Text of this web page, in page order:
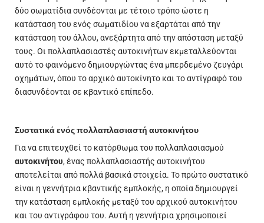
δύο σωματίδια συνδέονται με τέτοιο τρόπο ώστε η
κατάσταση του ενός σωματιδίου να εξαρτάται από την
κατάσταση του άλλου, ανεξάρτητα από την απόσταση μεταξύ
τους. Οι πολλαπλασιαστές αυτοκινήτων εκμεταλλεύονται
αυτό το φαινόμενο δημιουργώντας ένα μπερδεμένο ζευγάρι
οχημάτων, όπου το αρχικό αυτοκίνητο και το αντίγραφό του
διασυνδέονται σε κβαντικό επίπεδο.
Συστατικά ενός πολλαπλασιαστή αυτοκινήτου
Για να επιτευχθεί το κατόρθωμα του πολλαπλασιασμού
αυτοκινήτου, ένας πολλαπλασιαστής αυτοκινήτου
αποτελείται από πολλά βασικά στοιχεία. Το πρώτο συστατικό
είναι η γεννήτρια κβαντικής εμπλοκής, η οποία δημιουργεί
την κατάσταση εμπλοκής μεταξύ του αρχικού αυτοκινήτου
και του αντιγράφου του. Αυτή η γεννήτρια χρησιμοποιεί